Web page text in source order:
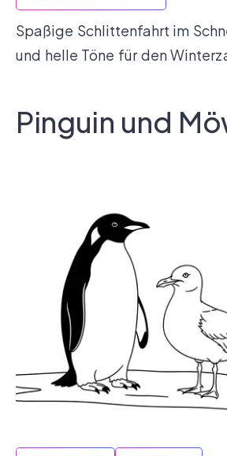
Spaßige Schlittenfahrt im
und helle Töne für den
Pinguin und